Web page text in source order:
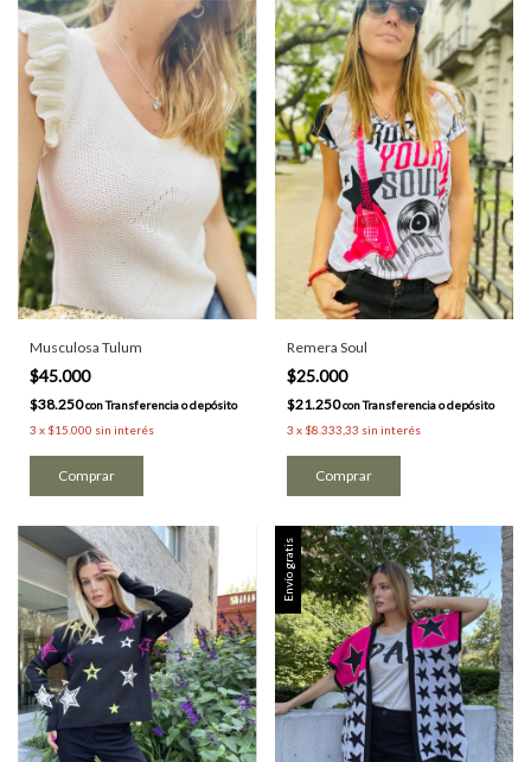
Musculosa Tulum
$45.000
$38.250conTransferencia o depósito
3 x $15.000 sin interés
Comprar
Remera Soul
$25.000
$21.250conTransferencia o depósito
3 x $8.333,33 sin interés
Comprar
Envío gratis